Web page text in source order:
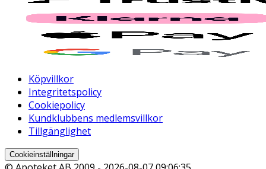
Köpvillkor
Integritetspolicy
Cookiepolicy
Kundklubbens medlemsvillkor
Tillgänglighet
Cookieinställningar